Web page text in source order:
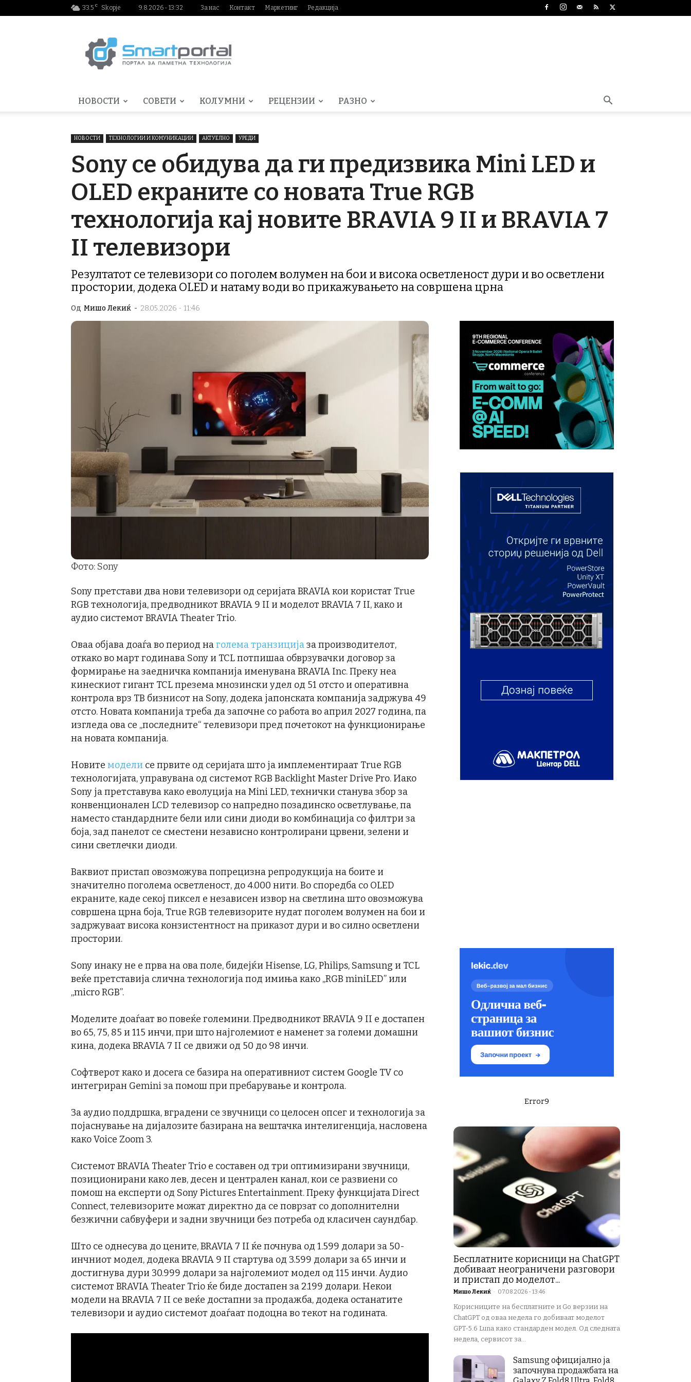
33.5 C Skopje 9.8.2026 - 13:32 За нас Контакт Маркетинг Редакција
НОВОСТИ СОВЕТИ КОЛУМНИ РЕЦЕНЗИИ РАЗНО
НОВОСТИ ТЕХНОЛОГИИ И КОМУНИКАЦИИ АКТУЕЛНО УРЕДИ
Sony се обидува да ги предизвика Mini LED и
OLED екраните со новата True RGB
технологија кај новите BRAVIA 9 II и BRAVIA 7
II телевизори
Резултатот се телевизори со поголем волумен на бои и висока осветленост дури и во осветлени
простории, додека OLED и натаму води во прикажувањето на совршена црна
Од Мишо Лекиќ - 28.05.2026 - 11:46
Фото: Sony
Sony претстави два нови телевизори од серијата BRAVIA кои користат True
RGB технологија, предводникот BRAVIA 9 II и моделот BRAVIA 7 II, како и
аудио системот BRAVIA Theater Trio.
Оваа објава доаѓа во период наголема транзицијаза производителот,
откако во март годинава Sony и TCL потпишаа обврзувачки договор за
формирање на заедничка компанија именувана BRAVIA Inc. Преку неа
кинескиот гигант TCL презема мнозински удел од 51 отсто и оперативна
контрола врз ТВ бизнисот на Sony, додека јапонската компанија задржува 49
отсто. Новата компанија треба да започне со работа во април 2027 година, па
изгледа ова се „последните“ телевизори пред почетокот на функционирање
на новата компанија.
Новите модели се првите од серијата што ја имплементираат True RGB
технологијата, управувана од системот RGB Backlight Master Drive Pro. Иако
Sony ја претставува како еволуција на Mini LED, технички станува збор за
конвенционален LCD телевизор со напредно позадинско осветлување, па
наместо стандардните бели или сини диоди во комбинација со филтри за
боја, зад панелот се сместени независно контролирани црвени, зелени и
сини светлечки диоди.
Ваквиот пристап овозможува попрецизна репродукција на боите и
значително поголема осветленост, до 4.000 нити. Во споредба со OLED
екраните, каде секој пиксел е независен извор на светлина што овозможува
совршена црна боја, True RGB телевизорите нудат поголем волумен на бои и
задржуваат висока конзистентност на приказот дури и во силно осветлени
простории.
Sony инаку не е прва на ова поле, бидејќи Hisense, LG, Philips, Samsung и TCL
веќе претставија слична технологија под имиња како „RGB miniLED” или
„micro RGB”.
Моделите доаѓаат во повеќе големини. Предводникот BRAVIA 9 II е достапен
во 65, 75, 85 и 115 инчи, при што најголемиот е наменет за големи домашни
кина, додека BRAVIA 7 II се движи од 50 до 98 инчи.
Софтверот како и досега се базира на оперативниот систем Google TV со
интегриран Gemini за помош при пребарување и контрола.
За аудио поддршка, вградени се звучници со целосен опсег и технологија за
појаснување на дијалозите базирана на вештачка интелигенција, насловена
како Voice Zoom 3.
Системот BRAVIA Theater Trio е составен од три оптимизирани звучници,
позиционирани како лев, десен и централен канал, кои се развиени со
помош на експерти од Sony Pictures Entertainment. Преку функцијата Direct
Connect, телевизорите можат директно да се поврзат со дополнителни
безжични сабвуфери и задни звучници без потреба од класичен саундбар.
Што се однесува до цените, BRAVIA 7 II ќе почнува од 1.599 долари за 50-
инчниот модел, додека BRAVIA 9 II стартува од 3.599 долари за 65 инчи и
достигнува дури 30.999 долари за најголемиот модел од 115 инчи. Аудио
системот BRAVIA Theater Trio ќе биде достапен за 2.199 долари. Некои
модели на BRAVIA 7 II се веќе достапни за продажба, додека останатите
телевизори и аудио системот доаѓаат подоцна во текот на годината.
Error9
Бесплатните корисници на ChatGPT
добиваат неограничени разговори
и пристап до моделот...
Мишо Лекиќ - 07.08.2026 - 13:46
Корисниците на бесплатните и Go верзии на
ChatGPT од оваа недела го добиваат моделот
GPT-5.6 Luna како стандарден модел. Од следната
недела, сервисот за...
Samsung официјално ја
започнува продажбата на